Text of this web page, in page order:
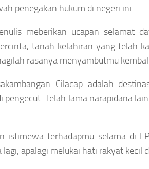
penegakan hukum di negeri ini.
meberikan ucapan selamat
tanah kelahiran yang telah
rasanya menyambutmu
Cilacap adalah
pengecut. Telah lama narapidana
istimewa terhadapmu selama di
apalagi melukai hati rakyat kecil